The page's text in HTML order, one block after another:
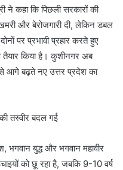
ने कहा कि पिछली सरकारों की
और बेरोजगारी दी, लेकिन डबल
पर प्रभावी प्रहार करते हुए
तैयार किया है। कुशीनगर अब
आगे बढ़ते नए उत्तर प्रदेश का
तस्वीर बदल गई
बुद्ध और भगवान महावीर
को छू रहा है, जबकि 9-10 वर्ष